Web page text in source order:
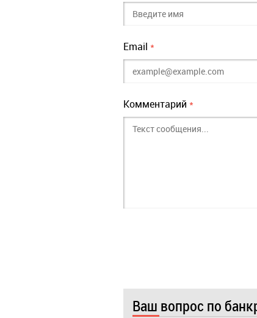
Email *
Комментарий *
Ваш вопрос по